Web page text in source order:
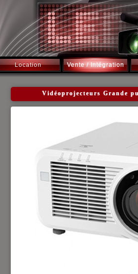
Location Vente / Intégration
Vidéoprojecteurs Grande